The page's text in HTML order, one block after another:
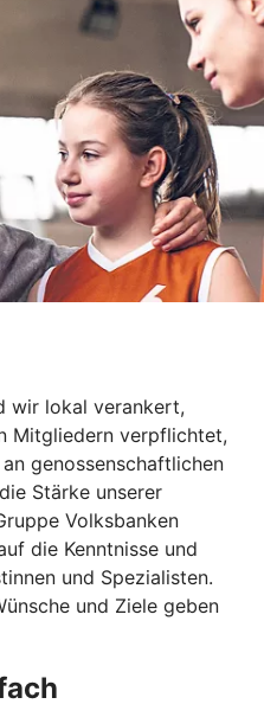
wir lokal verankert,
Mitgliedern verpflichtet,
genossenschaftlichen
Stärke unserer
Volksbanken
die Kenntnisse und
und Spezialisten.
und Ziele geben